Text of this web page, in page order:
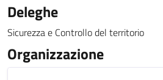
Deleghe
Sicurezza e Controllo del territorio
Organizzazione